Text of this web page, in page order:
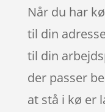
Når du har
til din
til din
der passer
at stå i kø er